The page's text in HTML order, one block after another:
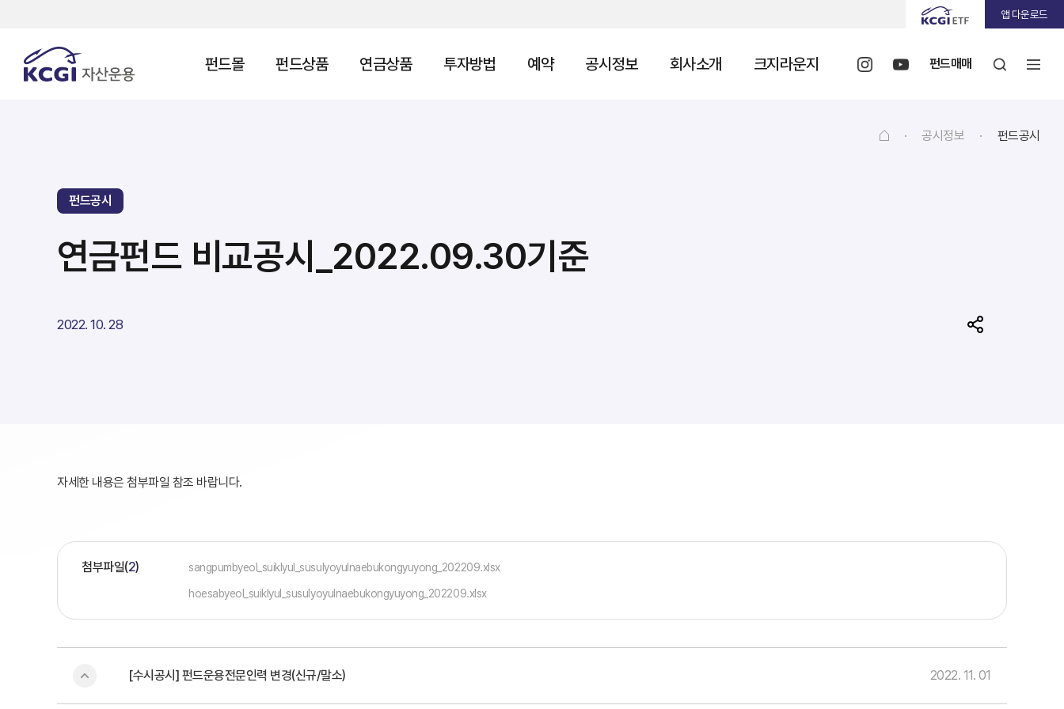
앱 다운로드
펀드몰 펀드상품 연금상품 투자방법 예약 공시정보 회사소개 크지라운지 펀드매매
· 공시정보 · 펀드공시
펀드공시
연금펀드 비교공시_2022.09.30기준
2022. 10. 28
자세한 내용은 첨부파일 참조 바랍니다.
첨부파일(2) sangpumbyeol_suiklyul_susulyoyulnaebukongyuyong_202209.xlsx
hoesabyeol_suiklyul_susulyoyulnaebukongyuyong_202209.xlsx
[수시공시] 펀드운용전문인력 변경(신규/말소) 2022. 11. 01